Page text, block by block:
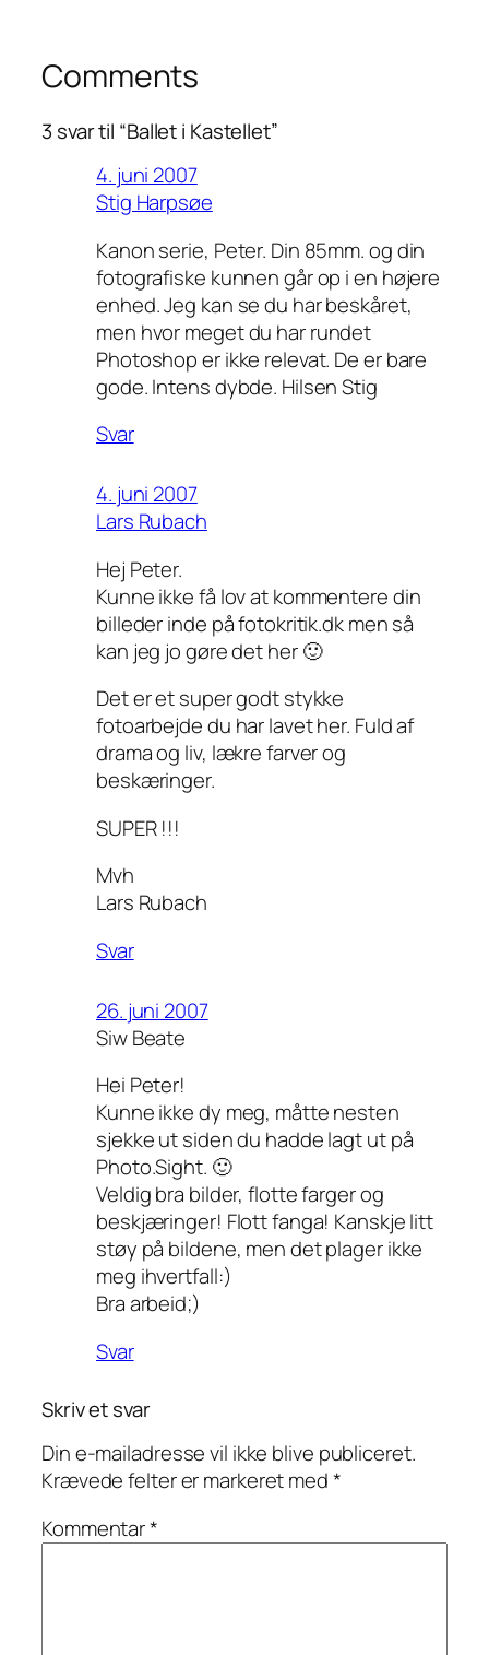
Comments
3 svar til “Ballet i Kastellet”
4. juni 2007
Stig Harpsøe
Kanon serie, Peter. Din 85mm. og din
fotografiske kunnen går op i en højere
enhed. Jeg kan se du har beskåret,
men hvor meget du har rundet
Photoshop er ikke relevat. De er bare
gode. Intens dybde. Hilsen Stig
Svar
4. juni 2007
Lars Rubach
Hej Peter.
Kunne ikke få lov at kommentere din
billeder inde på fotokritik.dk men så
kan jeg jo gøre det her 🙂
Det er et super godt stykke
fotoarbejde du har lavet her. Fuld af
drama og liv, lækre farver og
beskæringer.
SUPER !!!
Mvh
Lars Rubach
Svar
26. juni 2007
Siw Beate
Hei Peter!
Kunne ikke dy meg, måtte nesten
sjekke ut siden du hadde lagt ut på
Photo.Sight. 🙂
Veldig bra bilder, flotte farger og
beskjæringer! Flott fanga! Kanskje litt
støy på bildene, men det plager ikke
meg ihvertfall:)
Bra arbeid;)
Svar
Skriv et svar
Din e-mailadresse vil ikke blive publiceret.
Krævede felter er markeret med*
Kommentar*